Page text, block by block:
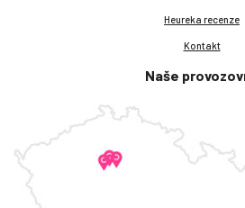
Heureka recenze
Kontakt
Naše